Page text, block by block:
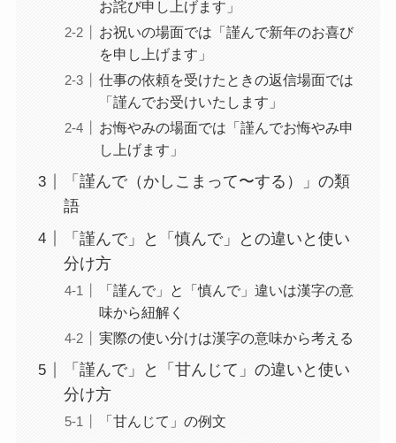
お詫び申し上げます」
お祝いの場面では「謹んで新年のお喜び
を申し上げます」
仕事の依頼を受けたときの返信場面では
「謹んでお受けいたします」
お悔やみの場面では「謹んでお悔やみ申
し上げます」
「謹んで（かしこまって〜する）」の類
語
「謹んで」と「慎んで」との違いと使い
分け方
「謹んで」と「慎んで」違いは漢字の意
味から紐解く
実際の使い分けは漢字の意味から考える
「謹んで」と「甘んじて」の違いと使い
分け方
「甘んじて」の例文